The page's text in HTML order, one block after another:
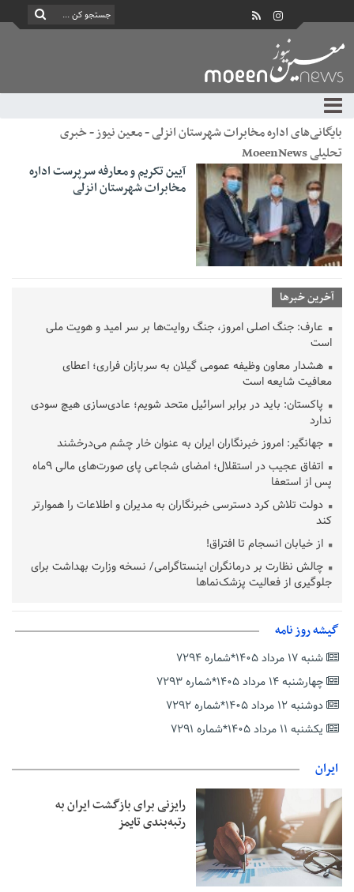
بایگانی‌های اداره مخابرات شهرستان انزلی - معین نیوز - خبری
تحلیلی MoeenNews
آیین تکریم و معارفه سرپرست اداره
مخابرات شهرستان انزلی
آخرین خبرها
عارف: جنگ اصلی امروز، جنگ روایت‌ها بر سر امید و هویت ملی
است
هشدار معاون وظیفه عمومی گیلان به سربازان فراری؛ اعطای
معافیت شایعه است
پاکستان: باید در برابر اسرائیل متحد شویم؛ عادی‌سازی هیچ سودی
ندارد
جهانگیر: امروز خبرنگاران ایران به عنوان خار چشم می‌درخشند
اتفاق عجیب در استقلال؛ امضای شجاعی پای صورت‌های مالی ٩ماه
پس از استعفا
دولت تلاش کرد دسترسی خبرنگاران به مدیران و اطلاعات را هموارتر
کند
از خیابان انسجام تا افتراق!
چالش نظارت بر درمانگران اینستاگرامی/ نسخه وزارت بهداشت برای
جلوگیری از فعالیت پزشک‌نماها
پشتیبانی از زنجیره ارزش بادام زمینی در اولویت سیاست‌های
بخش دوم گفت‌وگوی پزشکیان با مردم امشب پخش می‌شود
جزئیات فعال‌سازی «کیف پول ایران» اعلام شد
حمایت از مرزنشینان نباید به زیان تولید باشد/مواد اولیه با کولبری
وارد شود
امیر اکرمی‌نیا: ارتش کاملاً آماده است
گیشه روز نامه
شنبه ۱۷ مرداد ۱۴۰۵*شماره ۷۲۹۴
چهارشنبه ۱۴ مرداد ۱۴۰۵*شماره ۷۲۹۳
دوشنبه ۱۲ مرداد ۱۴۰۵*شماره ۷۲۹۲
یکشنبه ۱۱ مرداد ۱۴۰۵*شماره ۷۲۹۱
ایران
رایزنی برای بازگشت ایران به
رتبه‌بندی تایمز